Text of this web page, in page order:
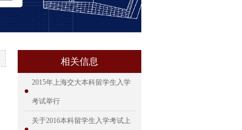
相关信息
2015年上海交大本科留学生入学
考试举行
关于2016本科留学生入学考试上